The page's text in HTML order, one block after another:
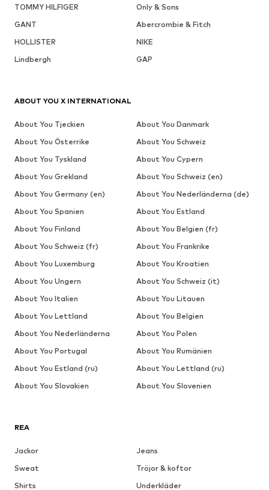
TOMMY HILFIGER
Only & Sons
GANT
Abercrombie & Fitch
HOLLISTER
NIKE
Lindbergh
GAP
REA
Jackor
Jeans
Sweat
Tröjor & koftor
Shirts
Underkläder
ABOUT YOU X INTERNATIONAL
About You Tjeckien
About You Danmark
About You Österrike
About You Schweiz
About You Tyskland
About You Cypern
About You Grekland
About You Schweiz (en)
About You Germany (en)
About You Nederländerna (de)
About You Spanien
About You Estland
About You Finland
About You Belgien (fr)
About You Schweiz (fr)
About You Frankrike
About You Luxemburg
About You Kroatien
About You Ungern
About You Schweiz (it)
About You Italien
About You Litauen
About You Lettland
About You Belgien
About You Nederländerna
About You Polen
About You Portugal
About You Rumänien
About You Estland (ru)
About You Lettland (ru)
About You Slovakien
About You Slovenien